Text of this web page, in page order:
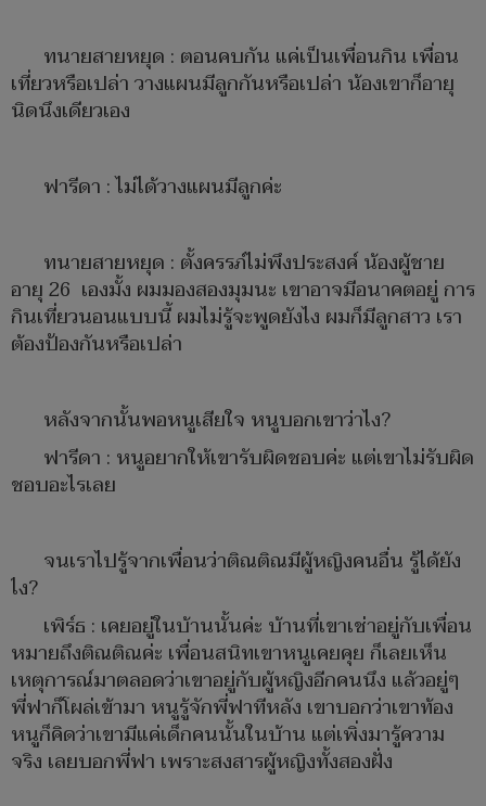
ทนายสายหยุด : ตอนคบกัน แค่เป็นเพื่อนกิน เพื่อน
เที่ยวหรือเปล่า วางแผนมีลูกกันหรือเปล่า น้องเขาก็อายุ
นิดนึงเดียวเอง
ฟารีดา : ไม่ได้วางแผนมีลูกค่ะ
ทนายสายหยุด : ตั้งครรภ์ไม่พึงประสงค์ น้องผู้ชาย
อายุ 26 เองมั้ง ผมมองสองมุมนะ เขาอาจมีอนาคตอยู่ การ
กินเที่ยวนอนแบบนี้ ผมไม่รู้จะพูดยังไง ผมก็มีลูกสาว เรา
ต้องป้องกันหรือเปล่า
หลังจากนั้นพอหนูเสียใจ หนูบอกเขาว่าไง?
ฟารีดา : หนูอยากให้เขารับผิดชอบค่ะ แต่เขาไม่รับผิด
ชอบอะไรเลย
จนเราไปรู้จากเพื่อนว่าติณติณมีผู้หญิงคนอื่น รู้ได้ยัง
ไง?
เพิร์ธ : เคยอยู่ในบ้านนั้นค่ะ บ้านที่เขาเช่าอยู่กับเพื่อน
หมายถึงติณติณค่ะ เพื่อนสนิทเขาหนูเคยคุย ก็เลยเห็น
เหตุการณ์มาตลอดว่าเขาอยู่กับผู้หญิงอีกคนนึง แล้วอยู่ๆ
พี่ฟาก็โผล่เข้ามา หนูรู้จักพี่ฟาทีหลัง เขาบอกว่าเขาท้อง
หนูก็คิดว่าเขามีแค่เด็กคนนั้นในบ้าน แต่เพิ่งมารู้ความ
จริง เลยบอกพี่ฟา เพราะสงสารผู้หญิงทั้งสองฝั่ง